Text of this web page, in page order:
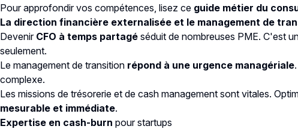
Pour approfondir vos compétences, lisez ce guide métier du
La direction financière externalisée et le management de
Devenir CFO à temps partagé séduit de nombreuses PME. C'est
seulement.
Le management de transition répond à une urgence managériale
complexe.
Les missions de trésorerie et de cash management sont vitales.
mesurable et immédiate.
Expertise en cash-burn pour startups